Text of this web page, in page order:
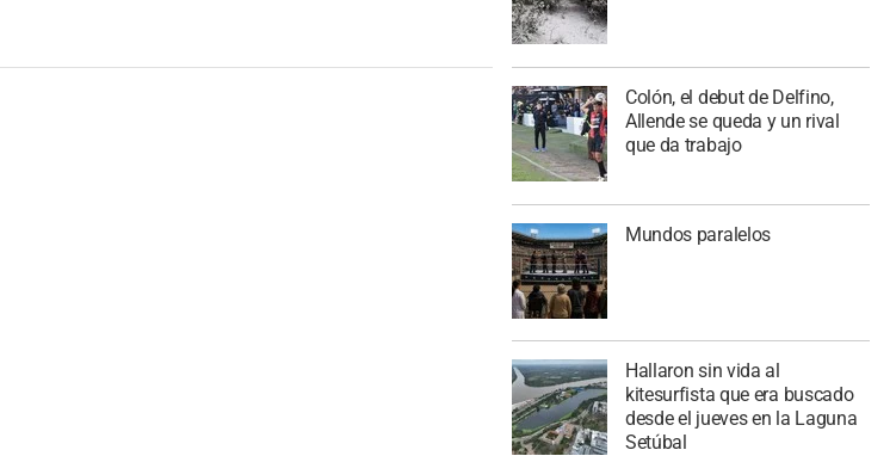
Colón, el debut de Delfino,
Allende se queda y un rival
que da trabajo
Mundos paralelos
Hallaron sin vida al
kitesurfista que era buscado
desde el jueves en la Laguna
Setúbal